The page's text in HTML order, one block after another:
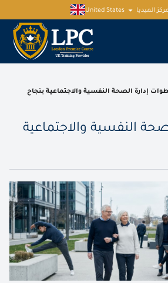
مركز الميديا United States
إدارة الصحة النفسية والاجتماعية بنجاح
النفسية والاجتماعية